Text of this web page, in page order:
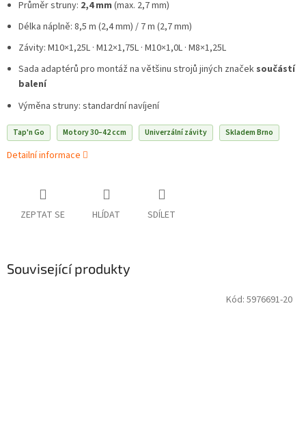
Průměr struny: 2,4 mm (max. 2,7 mm)
Délka náplně: 8,5 m (2,4 mm) / 7 m (2,7 mm)
Závity: M10×1,25L · M12×1,75L · M10×1,0L · M8×1,25L
Sada adaptérů pro montáž na většinu strojů jiných značek součástí
balení
Výměna struny: standardní navíjení
Tap'n Go Motory 30–42 ccm Univerzální závity Skladem Brno
Detailní informace
ZEPTAT SE HLÍDAT SDÍLET
Související produkty
Kód: 5976691-20